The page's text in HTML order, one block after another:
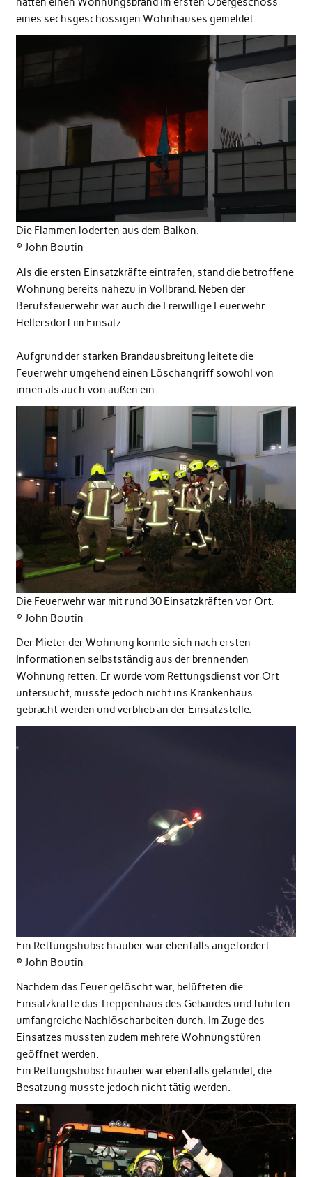
eines sechsgeschossigen Wohnhauses gemeldet.
Die Flammen loderten aus dem Balkon.
© John Boutin
Als die ersten Einsatzkräfte eintrafen, stand die betroffene
Wohnung bereits nahezu in Vollbrand. Neben der
Berufsfeuerwehr war auch die Freiwillige Feuerwehr
Hellersdorf im Einsatz.
Aufgrund der starken Brandausbreitung leitete die
Feuerwehr umgehend einen Löschangriff sowohl von
innen als auch von außen ein.
Die Feuerwehr war mit rund 30 Einsatzkräften vor Ort.
© John Boutin
Der Mieter der Wohnung konnte sich nach ersten
Informationen selbstständig aus der brennenden
Wohnung retten. Er wurde vom Rettungsdienst vor Ort
untersucht, musste jedoch nicht ins Krankenhaus
gebracht werden und verblieb an der Einsatzstelle.
Ein Rettungshubschrauber war ebenfalls angefordert.
© John Boutin
Nachdem das Feuer gelöscht war, belüfteten die
Einsatzkräfte das Treppenhaus des Gebäudes und führten
umfangreiche Nachlöscharbeiten durch. Im Zuge des
Einsatzes mussten zudem mehrere Wohnungstüren
geöffnet werden.
Ein Rettungshubschrauber war ebenfalls gelandet, die
Besatzung musste jedoch nicht tätig werden.